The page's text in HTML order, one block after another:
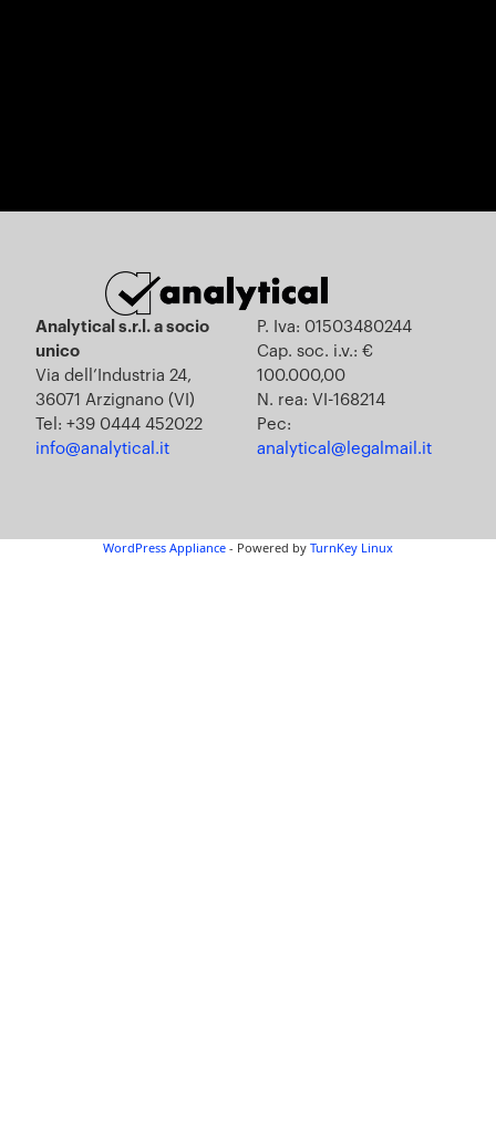
Analytical s.r.l. a socio
unico
Via dell’Industria 24,
36071 Arzignano (VI)
Tel: +39 0444 452022
info@analytical.it
P. Iva: 01503480244
Cap. soc. i.v.: €
100.000,00
N. rea: VI-168214
Pec:
analytical@legalmail.it
WordPress Appliance - Powered by TurnKey Linux